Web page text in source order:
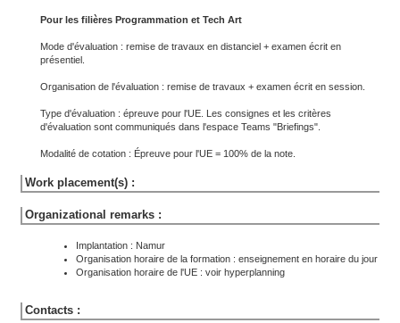
Pour les filières Programmation et Tech Art
Mode d'évaluation : remise de travaux en distanciel + examen écrit en
présentiel.
Organisation de l'évaluation : remise de travaux + examen écrit en session.
Type d'évaluation : épreuve pour l'UE. Les consignes et les critères
d'évaluation sont communiqués dans l'espace Teams "Briefings".
Modalité de cotation : Épreuve pour l'UE = 100% de la note.
Work placement(s) :
Organizational remarks :
Implantation : Namur
Organisation horaire de la formation : enseignement en horaire du jour
Organisation horaire de l'UE : voir hyperplanning
Contacts :